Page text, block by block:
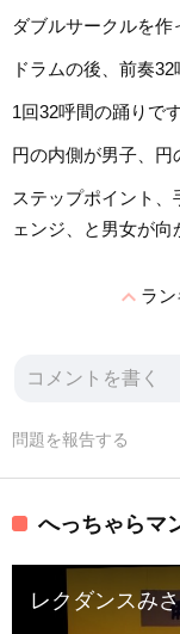
ダブルサークルを作
ドラムの後、前奏
1回32呼間の踊りです
円の内側が男子、円
ステップポイント
ェンジ、と男女が向
expand_lessラ
問題を報告する
へっちゃらマ
レクダンスみ